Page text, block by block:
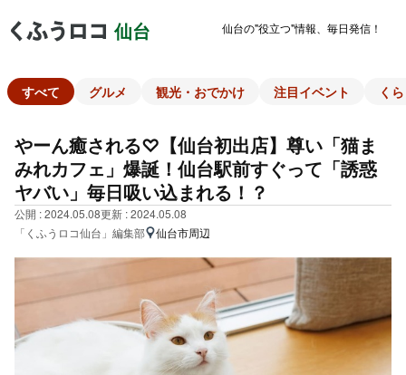
仙台 仙台の"役立つ"情報、毎日発信！
すべて グルメ 観光・おでかけ 注目イベント く
やーん癒される♡【仙台初出店】尊い「猫ま
みれカフェ」爆誕！仙台駅前すぐって「誘惑
ヤバい」毎日吸い込まれる！？
公開 : 2024.05.08更新 : 2024.05.08
「くふうロコ仙台」編集部
仙台市周辺